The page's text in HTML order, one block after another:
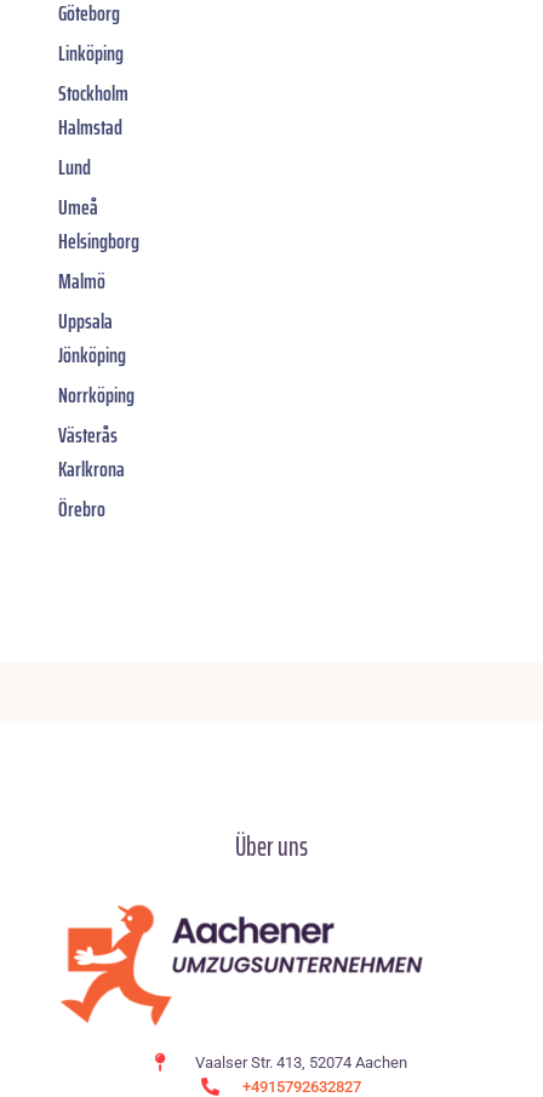
Göteborg
Linköping
Stockholm
Halmstad
Lund
Umeå
Helsingborg
Malmö
Uppsala
Jönköping
Norrköping
Västerås
Karlkrona
Örebro
Über uns
Vaalser Str. 413, 52074 Aachen
+4915792632827